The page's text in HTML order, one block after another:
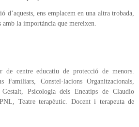
d’aquests, ens emplacem en una altra trobada,
amb la importància que mereixen.
de centre educatiu de protecció de menors.
Familiars, Constel·lacions Organitzacionals,
Psicologia dels Eneatips de Claudio
Teatre terapèutic. Docent i terapeuta de